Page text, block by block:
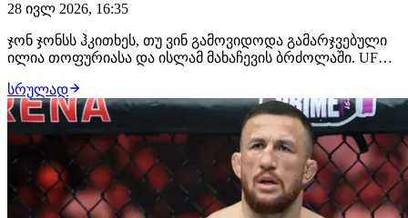
28 ივლ 2026, 16:35
ჯონ ჯონსს ჰკითხეს, თუ ვინ გამოვიდოდა გამარჯვებული
ილია თოფურიასა და ისლამ მახაჩევის ბრძოლაში. UFC-
ქართველი მებრძოლის სასარგებლოდ და მის ძლიერ
მხარედ დგომში ჩხუბი დაასახელა. "ფსონის დადება რომ
მომიწიოს, ამას თოფურიას სასარგებლოდ გავაკეთებ…
სრულად